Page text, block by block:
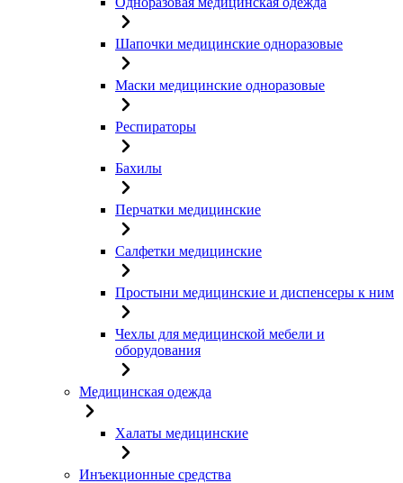
Шапочки медицинские одноразовые
Маски медицинские одноразовые
Респираторы
Бахилы
Перчатки медицинские
Салфетки медицинские
Простыни медицинские и диспенсеры к ним
Чехлы для медицинской мебели и
оборудования
Медицинская одежда
Халаты медицинские
Инъекционные средства